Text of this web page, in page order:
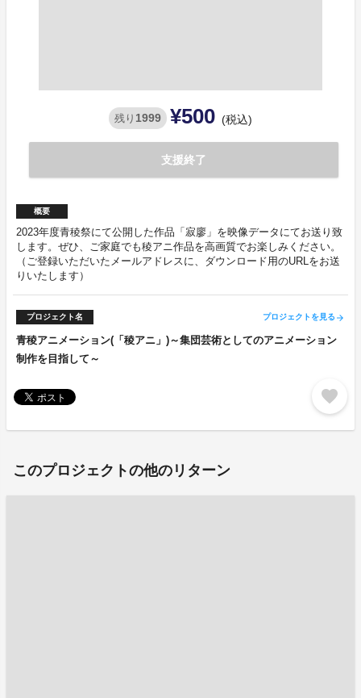
残り 1999 ¥500 (税込)
支援終了
概要
2023年度青稜祭にて公開した作品「寂廖」を映像データにてお送り致
します。ぜひ、ご家庭でも稜アニ作品を高画質でお楽しみください。
（ご登録いただいたメールアドレスに、ダウンロード用のURLをお送
りいたします）
プロジェクト名 プロジェクトを見る arrow_forward
青稜アニメーション(「稜アニ」)～集団芸術としてのアニメーション
制作を目指して～
favorite
このプロジェクトの他のリターン